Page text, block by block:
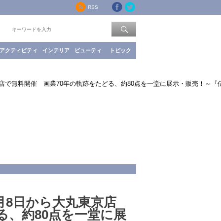
RSS
アクティビティ インテリア ビューティ トピック
で無料開催 画業70年の軌跡をたどる、約80点を一堂に展示・販売！～『
8日から大丸東京店
約80点を一堂に展